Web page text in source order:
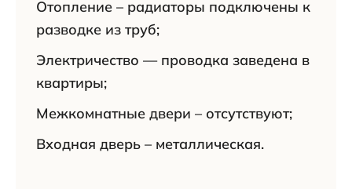
Отопление – радиаторы подключены к
разводке из труб;
Электричество — проводка заведена в
квартиры;
Межкомнатные двери – отсутствуют;
Входная дверь – металлическая.